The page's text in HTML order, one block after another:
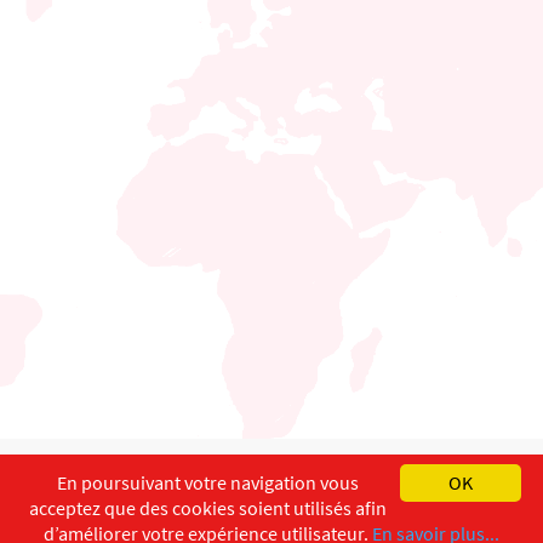
English Français
Copyright ©ISEC-AdW Impressum
OK
En poursuivant votre navigation vous
acceptez que des cookies soient utilisés afin
d’améliorer votre expérience utilisateur. En savoir plus...